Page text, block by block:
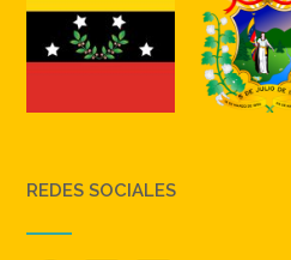
REDES SOCIALES